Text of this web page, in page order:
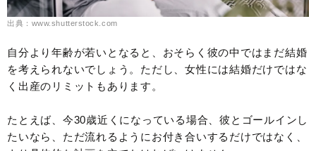
出典：www.shutterstock.com
自分より年齢が若いとなると、おそらく彼の中ではまだ結婚
を考えられないでしょう。ただし、女性には結婚だけではな
く出産のリミットもあります。
たとえば、今30歳近くになっている場合、彼とゴールインし
たいなら、ただ流れるようにお付き合いするだけではなく、